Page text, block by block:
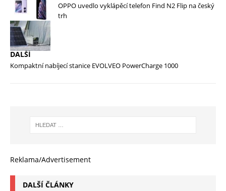
OPPO uvedlo vyklápěcí telefon Find N2 Flip na český
trh
DALŠÍ
Kompaktní nabíjecí stanice EVOLVEO PowerCharge 1000
Reklama/Advertisement
DALŠÍ ČLÁNKY